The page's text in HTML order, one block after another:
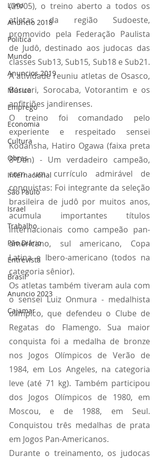
Livro
Anuncio 2018
Politica
Mundo
Anuncios 2019
Música
Emprego
Economia
Cultura
Obras
Internacional
São Paulo
Israel
Trabalho
Pão Diário
Entrevista
Brasil
Anuncio 2023
Cajamar
(29/05), o treino aberto a todos os
atletas da região Sudoeste,
promovido pela Federação Paulista
de Judô, destinado aos judocas das
classes Sub13, Sub15, Sub18 e Sub21.
A atividade reuniu atletas de Osasco,
Barueri, Sorocaba, Votorantim e os
anfitriões jandirenses.
O treino foi comandado pelo
experiente e respeitado sensei
Kodansha, Hatiro Ogawa (faixa preta
8ºDan) - Um verdadeiro campeão,
com um currículo admirável de
conquistas: Foi integrante da seleção
brasileira de judô por muitos anos,
acumula importantes títulos
internacionais como campeão pan-
americano, sul americano, Copa
Latina e Ibero-americano (todos na
categoria sênior).
Os atletas também tiveram aula com
o sensei Luiz Onmura - medalhista
olímpico, que defendeu o Clube de
Regatas do Flamengo. Sua maior
conquista foi a medalha de bronze
nos Jogos Olímpicos de Verão de
1984, em Los Angeles, na categoria
leve (até 71 kg). Também participou
dos Jogos Olímpicos de 1980, em
Moscou, e de 1988, em Seul.
Conquistou três medalhas de prata
em Jogos Pan-Americanos.
Durante o treinamento, os judocas